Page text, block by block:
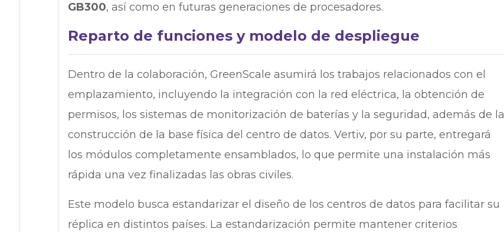
GB300, así como en futuras generaciones de procesadores.
Reparto de funciones y modelo de despliegue
Dentro de la colaboración, GreenScale asumirá los trabajos relacionados con el
emplazamiento, incluyendo la integración con la red eléctrica, la obtención de
permisos, los sistemas de monitorización de baterías y la seguridad, además de la
construcción de la base física del centro de datos. Vertiv, por su parte, entregará
los módulos completamente ensamblados, lo que permite una instalación más
rápida una vez finalizadas las obras civiles.
Este modelo busca estandarizar el diseño de los centros de datos para facilitar su
réplica en distintos países. La estandarización permite mantener criterios